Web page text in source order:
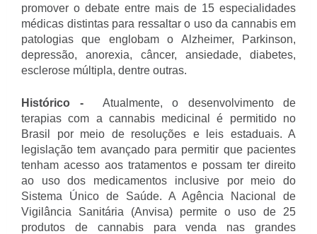
promover o debate entre mais de 15 especialidades
médicas distintas para ressaltar o uso da cannabis em
patologias que englobam o Alzheimer, Parkinson,
depressão, anorexia, câncer, ansiedade, diabetes,
esclerose múltipla, dentre outras.
Histórico -
Atualmente, o desenvolvimento de
terapias com a cannabis medicinal é permitido no
Brasil por meio de resoluções e leis estaduais. A
legislação tem avançado para permitir que pacientes
tenham acesso aos tratamentos e possam ter direito
ao uso dos medicamentos inclusive por meio do
Sistema Único de Saúde. A Agência Nacional de
Vigilância Sanitária (Anvisa) permite o uso de 25
produtos de cannabis para venda nas grandes